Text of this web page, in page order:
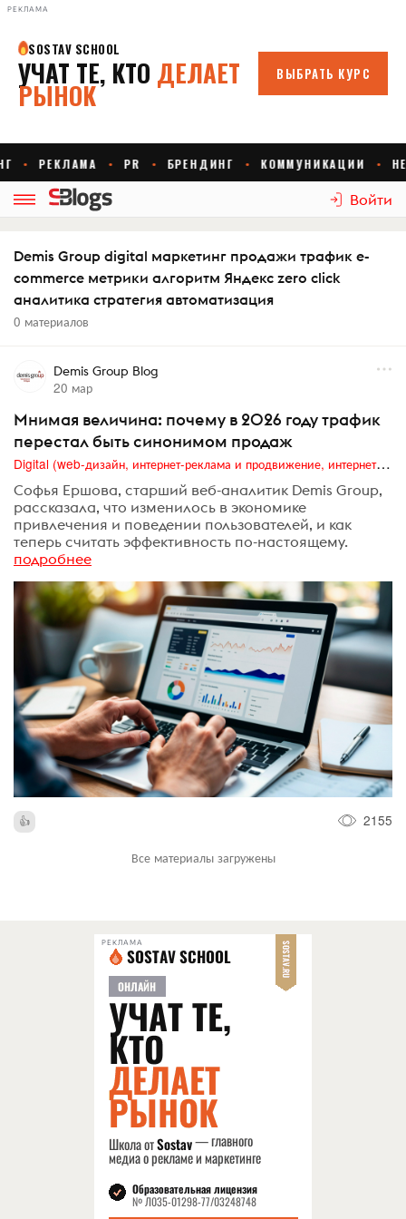
РЕКЛАМА
Войти
Demis Group digital маркетинг продажи трафик e-
commerce метрики алгоритм Яндекс zero click
аналитика стратегия автоматизация
0 материалов
Demis Group Blog
20 мар
Мнимая величина: почему в 2026 году трафик
перестал быть синонимом продаж
Digital (web-дизайн, интернет-реклама и продвижение, интернет-сообщества и блоги, интернет-коммуникации, мобильный маркетинг, реклама на цифровых экранах)
Софья Ершова, старший веб-аналитик Demis Group,
рассказала, что изменилось в экономике
привлечения и поведении пользователей, и как
теперь считать эффективность по-настоящему.
подробнее
2155
Все материалы загружены
РЕКЛАМА